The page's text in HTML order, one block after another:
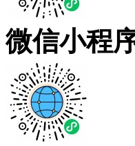
微信小程